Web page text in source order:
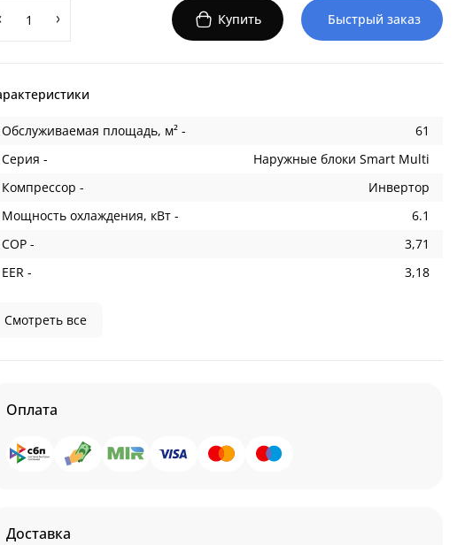
Купить Быстрый заказ
Обслуживаемая площадь, м² -
61
Серия -
Наружные блоки Smart Multi
Компрессор -
Инвертор
Мощность охлаждения, кВт -
6.1
COP -
3,71
EER -
3,18
Смотреть все
Оплата
Доставка